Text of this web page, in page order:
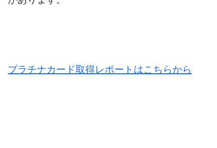
プラチナカード取得レポートはこちらから